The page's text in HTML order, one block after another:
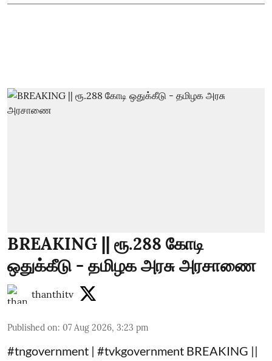
BREAKING || ரூ.288 கோடி
ஒதுக்கீடு - தமிழக அரசு அரசாணை
thanthitv
Published on: 07 Aug 2026, 3:23 pm
#tngovernment | #tvkgovernment BREAKING ||